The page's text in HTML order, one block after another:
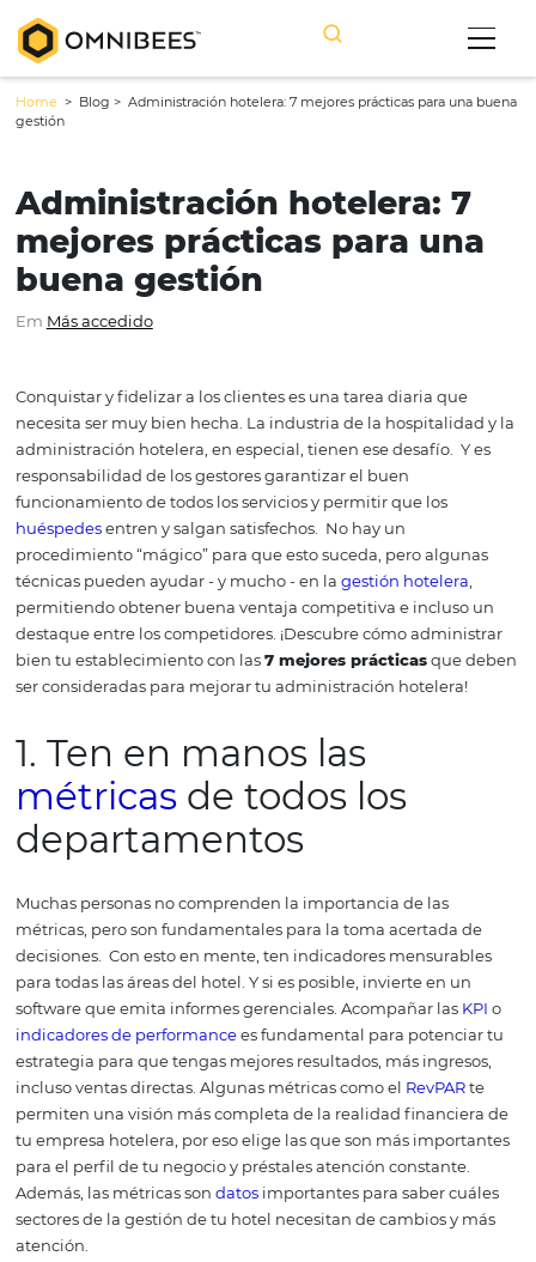
Home
Administración hotelera:
mejores prácticas para
buena gestión
Conquistar y fidelizar a los clientes es una tarea diaria
necesita ser muy bien hecha. La industria de la
administración hotelera, en especial, tienen ese
responsabilidad de los gestores garantizar el buen
funcionamiento de todos los servicios y permitir que los
huéspedes
entren y salgan satisfechos. No hay un
procedimiento “mágico” para que esto suceda, pero
técnicas pueden ayudar - y mucho - en lagestión
destaque entre los competidores. ¡Descubre cómo
bien tu establecimiento con las 7 mejores prácticas
ser consideradas para mejorar tu administración
1. Ten en manos las
métricasde todos los
departamentos
Muchas personas no comprenden la importancia de las
métricas, pero son fundamentales para la toma
decisiones. Con esto en mente, ten indicadores
para todas las áreas del hotel. Y si es posible, invierte en
software que emita informes gerenciales. Acompañar
indicadores de performancees fundamental para
estrategia para que tengas mejores resultados, más